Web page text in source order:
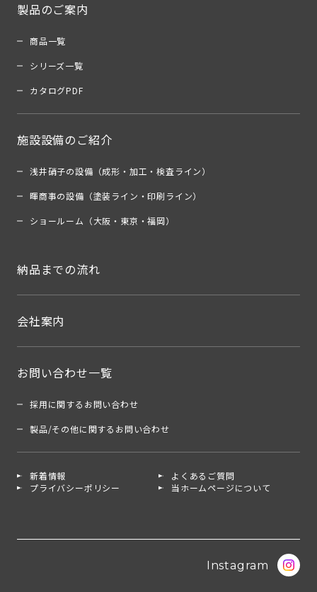
製品のご案内
商品一覧
シリーズ一覧
カタログPDF
施設設備のご紹介
浅井硝子の設備（成形・加工・検査ライン）
暉商事の設備（塗装ライン・印刷ライン）
ショールーム（大阪・東京・福岡）
納品までの流れ
会社案内
お問い合わせ一覧
採用に関するお問い合わせ
製品/その他に関するお問い合わせ
新着情報
よくあるご質問
プライバシーポリシー
当ホームページについて
Instagram